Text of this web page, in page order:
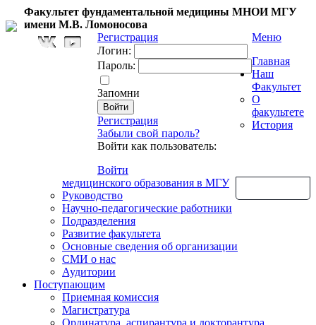
Факультет фундаментальной медицины МНОИ МГУ
имени М.В. Ломоносова
Регистрация
Логин:
Пароль:
Запомни
Регистрация
Забыли свой пароль?
Войти как пользователь:
Войти
Меню
Главная
Наш
Факультет
О
факультете
История
медицинского образования в МГУ
Руководство
Научно-педагогические работники
Подразделения
Развитие факультета
Основные сведения об организации
СМИ о нас
Аудитории
Поступающим
Приемная комиссия
Магистратура
Ординатура, аспирантура и докторантура